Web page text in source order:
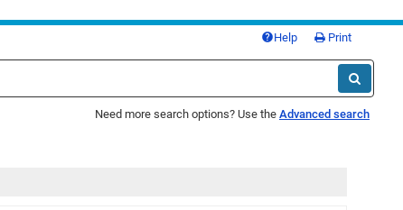
Help Print
Need more search options? Use the Advanced search